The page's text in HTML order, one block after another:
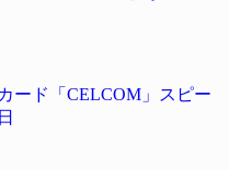
ード「CELCOM」スピー